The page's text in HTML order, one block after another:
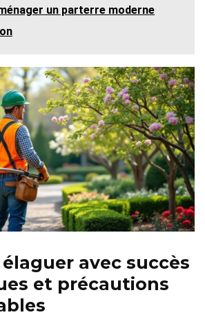
un parterre moderne
avec succès
et précautions